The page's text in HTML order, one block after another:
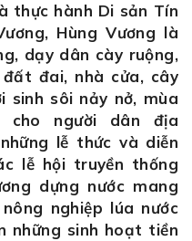
thực hành Di sản Tín
Hùng Vương là
dạy dân cày ruộng,
đai, nhà cửa, cây
sinh sôi nảy nở, mùa
người dân địa
lễ thức và diễn
lễ hội truyền thống
dựng nước mang
nghiệp lúa nước
những sinh hoạt tiền